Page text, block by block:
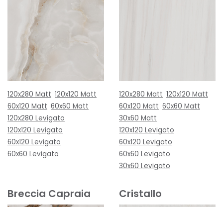
120x280 Matt 120x120 Matt
60x120 Matt 60x60 Matt
120x280 Levigato
120x120 Levigato
60x120 Levigato
60x60 Levigato
120x280 Matt 120x120 Matt
60x120 Matt 60x60 Matt
30x60 Matt
120x120 Levigato
60x120 Levigato
60x60 Levigato
30x60 Levigato
Breccia Capraia Cristallo